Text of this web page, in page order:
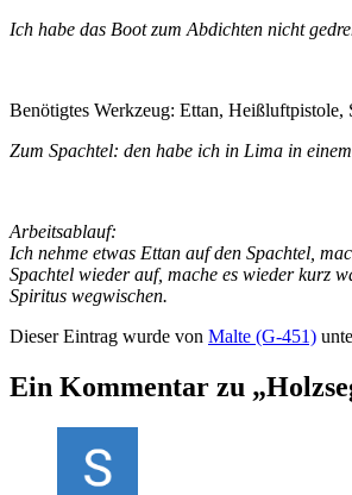
Ich habe das Boot zum Abdichten nicht
Benötigtes Werkzeug: Ettan,
Zum Spachtel: den habe ich in Lima in
Arbeitsablauf:
Ich nehme etwas Ettan auf den Spachtel,
Spachtel wieder auf, mache es wieder kurz
Spiritus wegwischen.
Dieser Eintrag wurde von Malte (G-451)
Ein Kommentar zu „